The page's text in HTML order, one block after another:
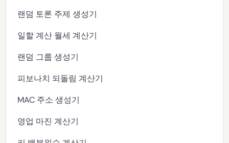
랜덤 토론 주제 생성기
일할 계산 월세 계산기
랜덤 그룹 생성기
피보나치 되돌림 계산기
MAC 주소 생성기
영업 마진 계산기